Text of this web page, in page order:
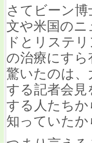
さてビーン
文や米国の
ドとリステ
の治療にす
驚いたのは
する記者会
する人たち
知っていたか